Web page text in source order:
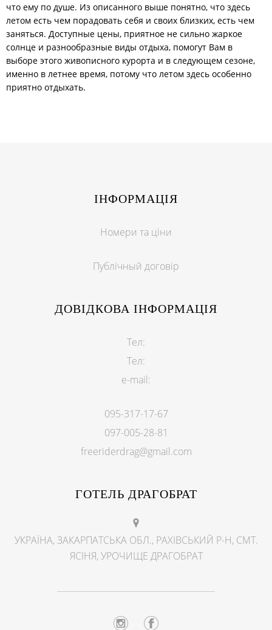
что ему по душе. Из описанного выше понятно, что здесь
летом есть чем порадовать себя и своих близких, есть чем
заняться. Доступные цены, приятное не сильно жаркое
солнце и разнообразные виды отдыха, помогут Вам в
выборе этого живописного курорта и в следующем сезоне,
именно в летнее время, потому что летом здесь особенно
приятно отдыхать.
ІНФОРМАЦІЯ
Номери та ціни
Публічный договір
ДОВІДКОВА ІНФОРМАЦІЯ
Тел:
Тел:
e-mail:
095-317-17-67
097-005-28-81
freeriderdrag@gmail.com
ГОТЕЛЬ ДРАГОБРАТ
УКРАЇНА, ЗАКАРПАТСЬКА ОБЛ., РАХІВСЬКИЙ Р-Н, СМТ.
ЯСІНЯ, УРОЧИЩЕ ДРАГОБРАТ